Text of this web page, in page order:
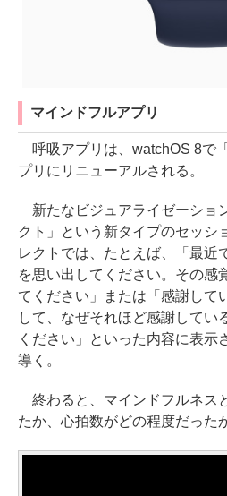
マインドフルアプリ
呼吸アプリは、watchOS 8で
プリにリニューアルされる。
新たなビジュアライゼーショ
クト」という新タイプのセッシ
レクトでは、たとえば、「最近
を思い出してください。その感
てください」または「感謝して
して、なぜそれほど感謝してい
ください」といった内容に表示
導く。
終わると、マインドフルネス
たか、心拍数がどの程度だった